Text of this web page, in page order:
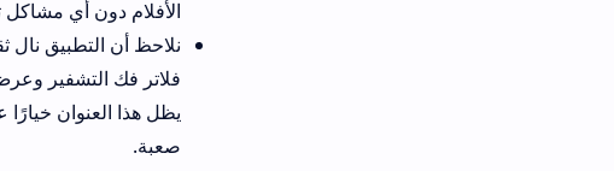
الأفلام دون أي مشاكل تقنية تذكر."
نلاحظ أن التطبيق نال ثقة واسعة بين
يظل هذا العنوان خيارًا عمليًا